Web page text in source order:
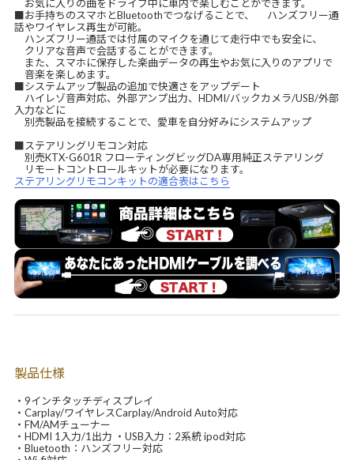
お気に入りの曲をドライブ中に車内で楽しむことができます。
■お手持ちのスマホとBluetoothでつなげることで、 ハンズフリー通
話やワイヤレス再生が可能。
ハンズフリー通話では付属のマイクを通じて走行中でも安全に、
クリアな音声で会話することができます。
また、スマホに保存した楽曲データの再生やお気に入りのアプリで
音楽を楽しめます。
■システムアップ製品の追加で快適さをアップデート
ハイレゾ音声対応、外部アンプ出力、HDMI/バックカメラ/USB/外部
入力などに
別売製品を接続することで、愛車を自分好みにシステムアップ
■ステアリングリモコン対応
別売KTX-G601R フローティングビッグDA専用純正ステアリング
リモートコントロールキットが必要になります。
ステアリングリモコンキットの適合表はこちら
製品仕様
・9インチタッチディスプレイ
・Carplay/ワイヤレスCarplay/Android Auto対応
・FM/AMチューナー
・HDMI 1入力/1出力 ・USB入力：2系統 ipod対応
・Bluetooth：ハンズフリー対応